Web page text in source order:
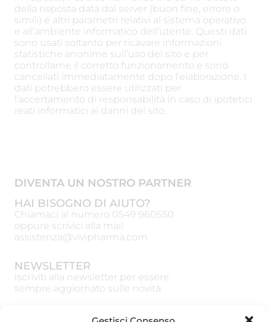
della risposta data dal server (buon fine, errore o
simili) e altri parametri relativi al sistema operativo
e all’ambiente informatico dell’utente. Questi dati
sono usati soltanto per ricavare informazioni
statistiche anonime sull’uso del sito e per
controllarne il corretto funzionamento e sono
cancellati immediatamente dopo l’elaborazione. I
dati potrebbero essere utilizzati per
l’accertamento di responsabilità in caso di ipotetici
reati informatici ai danni del sito.
DIVENTA UN NOSTRO PARTNER
HAI BISOGNO DI AIUTO?
Chiamaci al numero 0549 960550
oppure scrivici alla mail
assistenza@vivipharma.com
NEWSLETTER
Iscriviti alla newsletter per essere
sempre aggiornato sulle novità